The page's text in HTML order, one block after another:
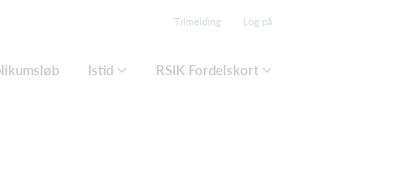
Tilmelding Log på
Istid RSIK Fordelskort